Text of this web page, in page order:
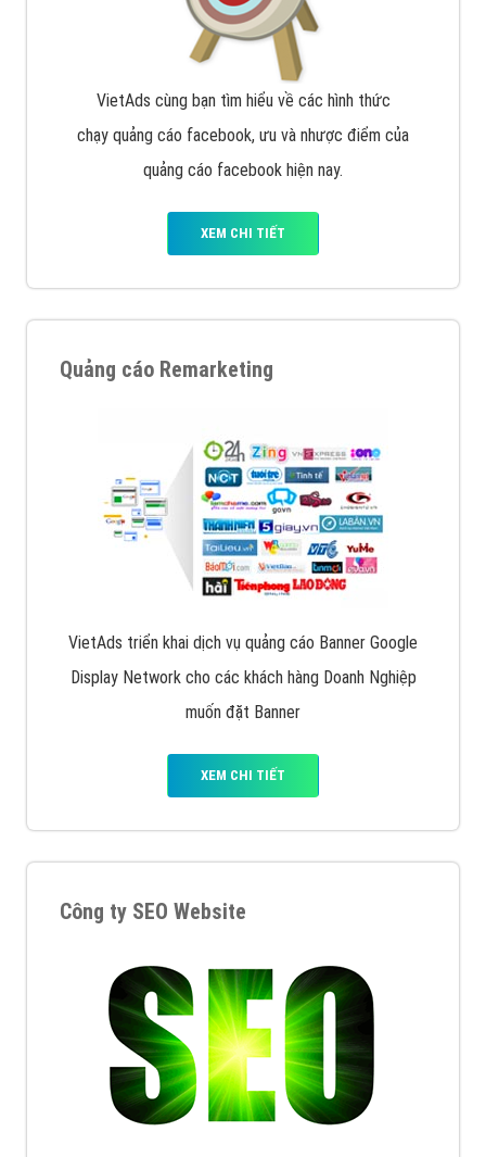
VietAds cùng bạn tìm hiểu về các hình thức
chạy quảng cáo facebook, ưu và nhược điểm của
quảng cáo facebook hiện nay.
XEM CHI TIẾT
Quảng cáo Remarketing
VietAds triển khai dịch vụ quảng cáo Banner Google
Display Network cho các khách hàng Doanh Nghiệp
muốn đặt Banner
XEM CHI TIẾT
Công ty SEO Website